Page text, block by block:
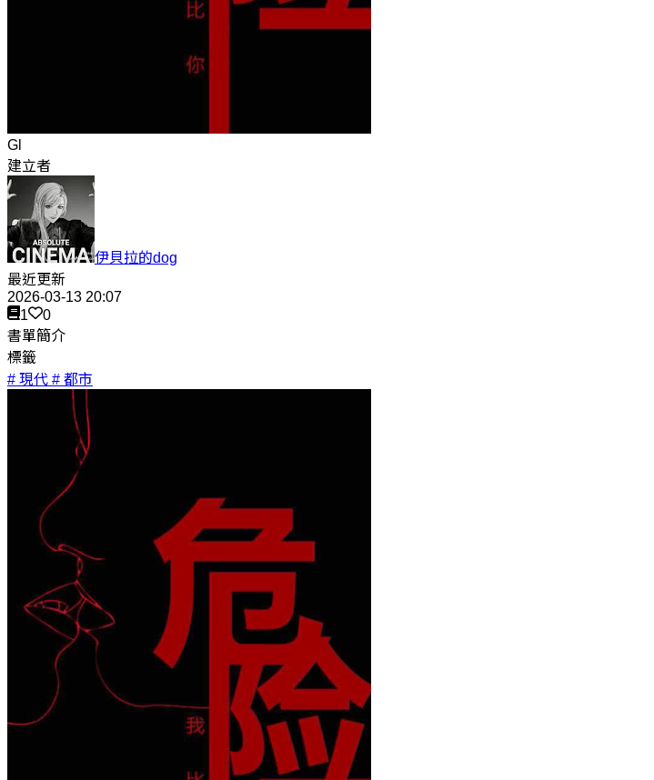
Gl
建立者
伊貝拉的dog
最近更新
2026-03-13 20:07
1
0
書單簡介
標籤
# 現代 # 都市